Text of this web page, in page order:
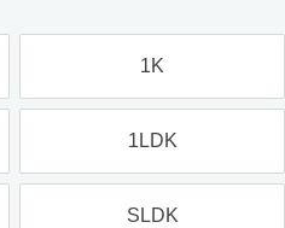
1K
1LDK
SLDK